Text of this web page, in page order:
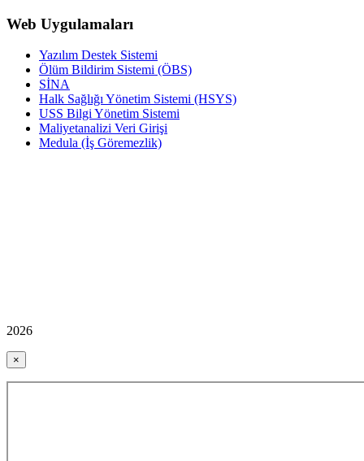
Web Uygulamaları
Yazılım Destek Sistemi
Ölüm Bildirim Sistemi (ÖBS)
SİNA
Halk Sağlığı Yönetim Sistemi (HSYS)
USS Bilgi Yönetim Sistemi
Maliyetanalizi Veri Girişi
Medula (İş Göremezlik)
2026
×